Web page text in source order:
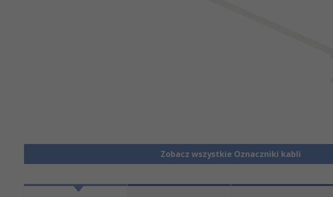
Zobacz wszystkie Oznaczniki kabli